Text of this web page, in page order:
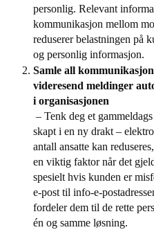
personlig. Relevant
kommunikasjon mellom
reduserer belastningen på
og personlig informasjon.
Samle all
videresend meldinger
i organisasjonen
– Tenk deg et
skapt i en ny drakt –
antall ansatte kan
en viktig faktor når det
spesielt hvis kunden er
e-post til info-e-
fordeler dem til de rette
én og samme løsning.